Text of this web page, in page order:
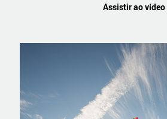
Assistir ao vídeo